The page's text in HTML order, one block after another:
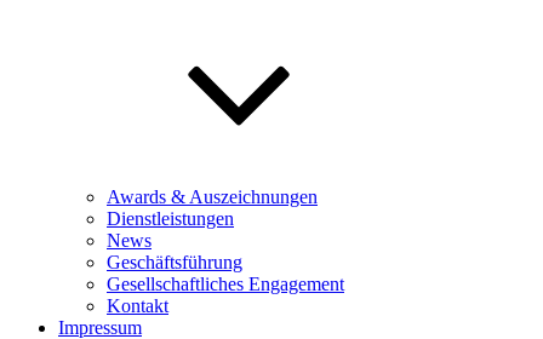
Awards & Auszeichnungen
Dienstleistungen
News
Geschäftsführung
Gesellschaftliches Engagement
Kontakt
Impressum